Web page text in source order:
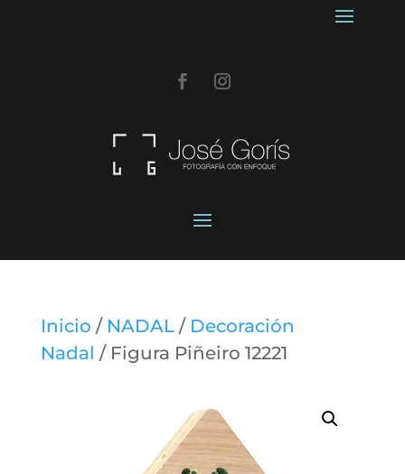
Inicio / NADAL/ Decoración
Nadal / Figura Piñeiro 12221